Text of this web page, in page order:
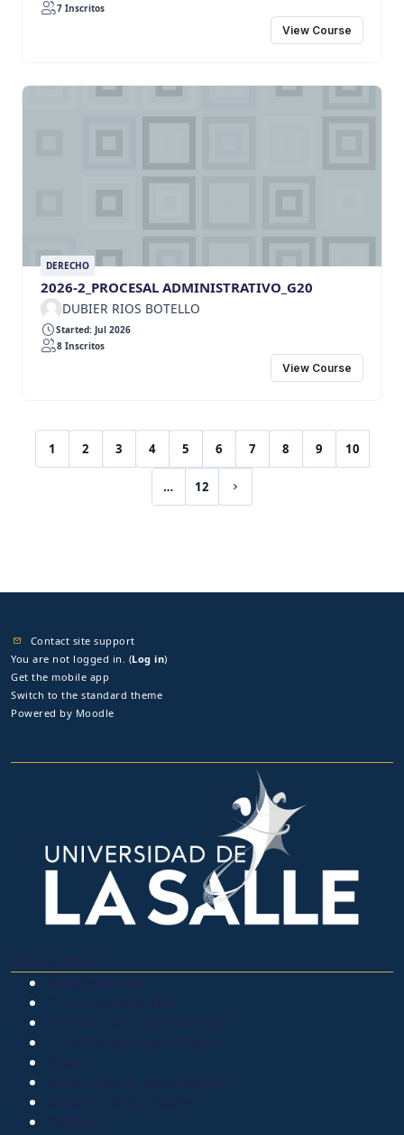
7 Inscritos
View Course
DERECHO
2026-2_PROCESAL ADMINISTRATIVO_G20
DUBIER RIOS BOTELLO
Started: Jul 2026
8 Inscritos
View Course
1
(current)
2 3 4 5 6 7 8 9 10
… 12
Next page
Contact site support
You are not logged in. (Log in)
Get the mobile app
Switch to the standard theme
Powered by Moodle